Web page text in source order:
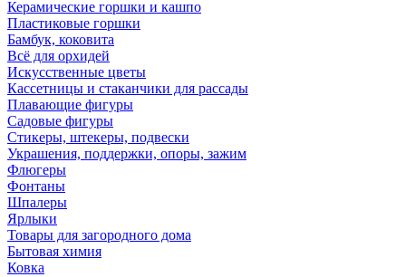
Керамические горшки и кашпо
Пластиковые горшки
Бамбук, коковита
Всё для орхидей
Искусственные цветы
Кассетницы и стаканчики для рассады
Плавающие фигуры
Садовые фигуры
Стикеры, штекеры, подвески
Украшения, поддержки, опоры, зажим
Флюгеры
Фонтаны
Шпалеры
Ярлыки
Товары для загородного дома
Бытовая химия
Ковка